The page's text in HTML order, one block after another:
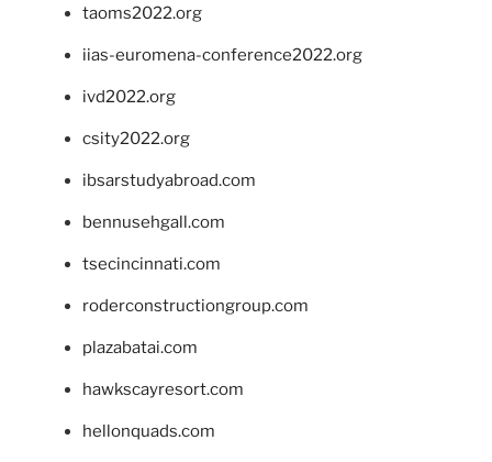
taoms2022.org
iias-euromena-conference2022.org
ivd2022.org
csity2022.org
ibsarstudyabroad.com
bennusehgall.com
tsecincinnati.com
roderconstructiongroup.com
plazabatai.com
hawkscayresort.com
hellonquads.com